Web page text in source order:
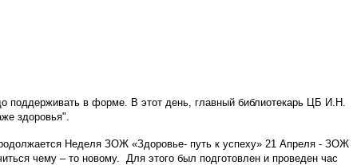
поддерживать в форме. В этот день, главный библиотекарь ЦБ И.Н.
здоровья".
Неделя ЗОЖ «Здоровье- путь к успеху» 21 Апреля - ЗОЖ
чему – то новому. Для этого был подготовлен и проведен час